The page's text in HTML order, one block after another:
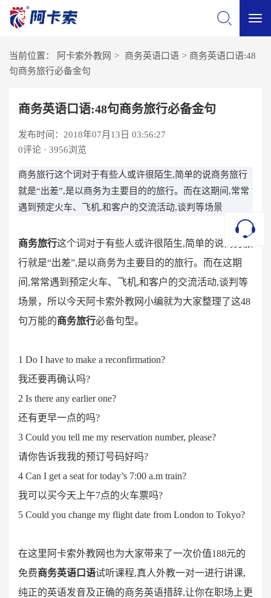
当前位置： 阿卡索外教网 > 商务英语口语 > 商务英语口语:48
句商务旅行必备金句
商务英语口语:48句商务旅行必备金句
发布时间：2018年07月13日 03:56:27
0评论 · 3956浏览
商务旅行这个词对于有些人或许很陌生,简单的说商务旅行
就是“出差”,是以商务为主要目的的旅行。而在这期间,常常
遇到预定火车、飞机,和客户的交流活动,谈判等场景
商务旅行这个词对于有些人或许很陌生,简单的说商务旅
行就是“出差”,是以商务为主要目的的旅行。而在这期
间,常常遇到预定火车、飞机,和客户的交流活动,谈判等
场景，所以今天阿卡索外教网小编就为大家整理了这48
句万能的商务旅行必备句型。
1 Do I have to make a reconfirmation?
我还要再确认吗?
2 Is there any earlier one?
还有更早一点的吗?
3 Could you tell me my reservation number, please?
请你告诉我我的预订号码好吗?
4 Can I get a seat for today’s 7:00 a.m train?
我可以买今天上午7点的火车票吗?
5 Could you change my flight date from London to Tokyo?
在这里阿卡索外教网也为大家带来了一次价值188元的
免费商务英语口语试听课程,真人外教一对一进行讲课,
纯正的英语发音及正确的商务英语措辞,让你在职场上更